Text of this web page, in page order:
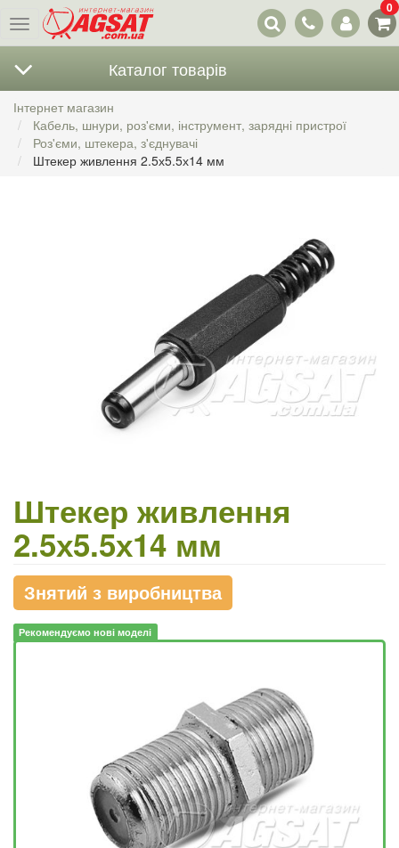
Меню
Наші
контакти
0
Каталог товарів
Інтернет магазин
Кабель, шнури, роз'єми, інструмент, зарядні пристрої
Роз'єми, штекера, з'єднувачі
Штекер живлення 2.5х5.5х14 мм
Штекер живлення
2.5х5.5х14 мм
Знятий з виробництва
Рекомендуємо нові моделі